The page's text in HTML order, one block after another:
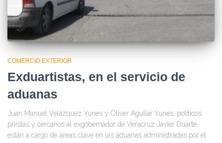
COMERCIO EXTERIOR
Exduartistas, en el servicio de
aduanas
Juan Manuel Velázquez Yunes y Oliver Aguilar Yunes, políticos
priistas y cercanos al exgobernador de Veracruz Javier Duarte,
están a cargo de áreas clave en las aduanas administradas por el